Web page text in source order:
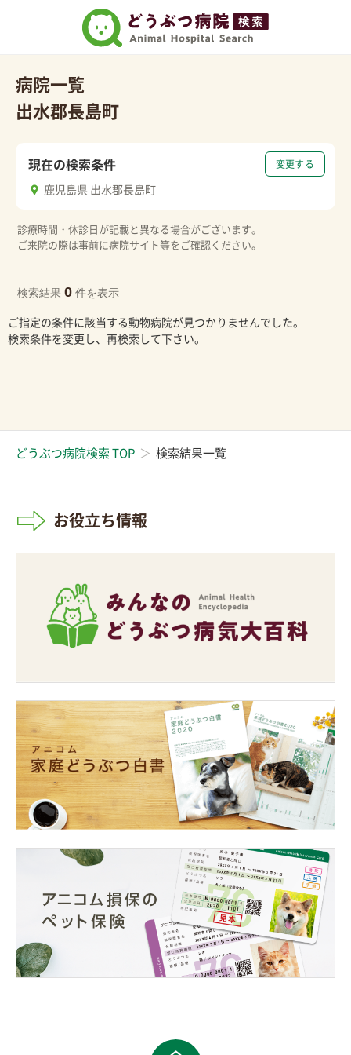
病院一覧
出水郡長島町
変更する
現在の検索条件
鹿児島県 出水郡長島町
診療時間・休診日が記載と異なる場合がございます。
ご来院の際は事前に病院サイト等をご確認ください。
検索結果 0 件を表示
ご指定の条件に該当する動物病院が見つかりませんでした。
検索条件を変更し、再検索して下さい。
どうぶつ病院検索 TOP 検索結果一覧
お役立ち情報